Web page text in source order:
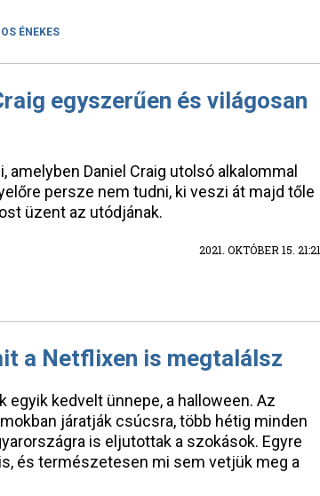
ÉNEKES
egyszerűen és világosan
amelyben Daniel Craig utolsó alkalommal
persze nem tudni, ki veszi át majd tőle
üzent az utódjának.
2021. OKTÓBER 15. 21:21
a Netflixen is megtalálsz
kedvelt ünnepe, a halloween. Az
járatják csúcsra, több hétig minden
is eljutottak a szokások. Egyre
és természetesen mi sem vetjük meg a